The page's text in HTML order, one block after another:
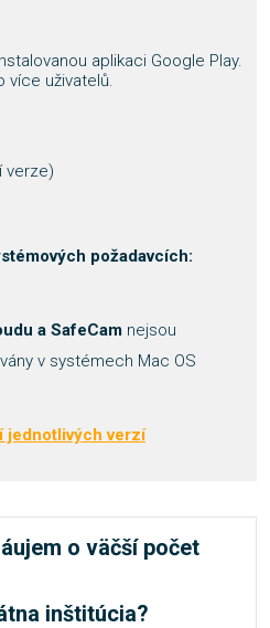
aplikaci Google Play.
více uživatelů.
verze)
požadavcích:
a SafeCam nejsou
v systémech Mac OS
jednotlivých verzí
o väčší počet
inštitúcia?